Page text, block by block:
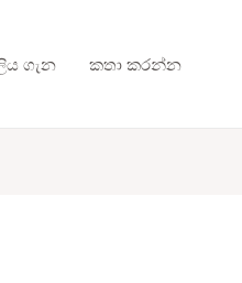
ගැන කතා කරන්න